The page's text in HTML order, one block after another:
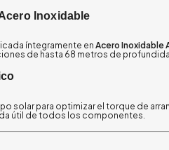
Inoxidable
íntegramente en Acero Inoxidable
de hasta 68 metros de
solar para optimizar el torque de
útil de todos los componentes.